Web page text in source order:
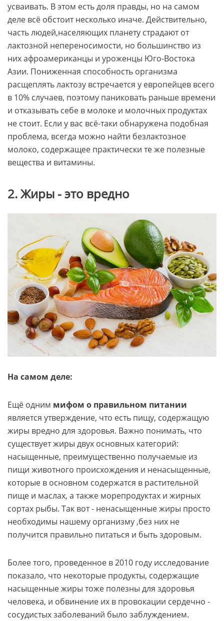
усваивать. В этом есть доля правды, но на самом
деле всё обстоит несколько иначе. Действительно,
часть людей,населяющих планету страдают от
лактозной непереносимости, но большинство из
них афроамериканцы и уроженцы Юго-Востока
Азии. Пониженная способность организма
расщеплять лактозу встречается у европейцев всего
в 10% случаев, поэтому паниковать раньше времени
и отказывать себе в молоке и молочных продуктах
не стоит. Если у вас всё-таки обнаружена подобная
проблема, всегда можно найти безлактозное
молоко, содержащее практически те же полезные
вещества и витамины.
2. Жиры - это вредно
На самом деле:
Ещё одним мифом о правильном питании
является утверждение, что есть пищу, содержащую
жиры вредно для здоровья. Важно понимать, что
существует жиры двух основных категорий:
насыщенные, преимущественно получаемые из
пищи животного происхождения и ненасыщенные,
которые в основном содержатся в растительной
пище и маслах, а также морепродуктах и жирных
сортах рыбы. Так вот - ненасыщенные жиры просто
необходимы нашему организму ,без них не
получится правильно питаться и быть здоровым.
Более того, проведенное в 2010 году исследование
показало, что некоторые продукты, содержащие
насыщенные жиры тоже полезны для здоровья
человека, и обвинение их в провокации сердечно -
сосудистых заболеваний было заблуждением.